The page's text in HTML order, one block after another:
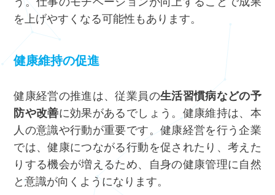
を上げやすくなる可能性もあります。
健康維持の促進
健康経営の推進は、従業員の生活習慣病などの予
防や改善に効果があるでしょう。健康維持は、本
人の意識や行動が重要です。健康経営を行う企業
では、健康につながる行動を促されたり、考えた
りする機会が増えるため、自身の健康管理に自然
と意識が向くようになります。